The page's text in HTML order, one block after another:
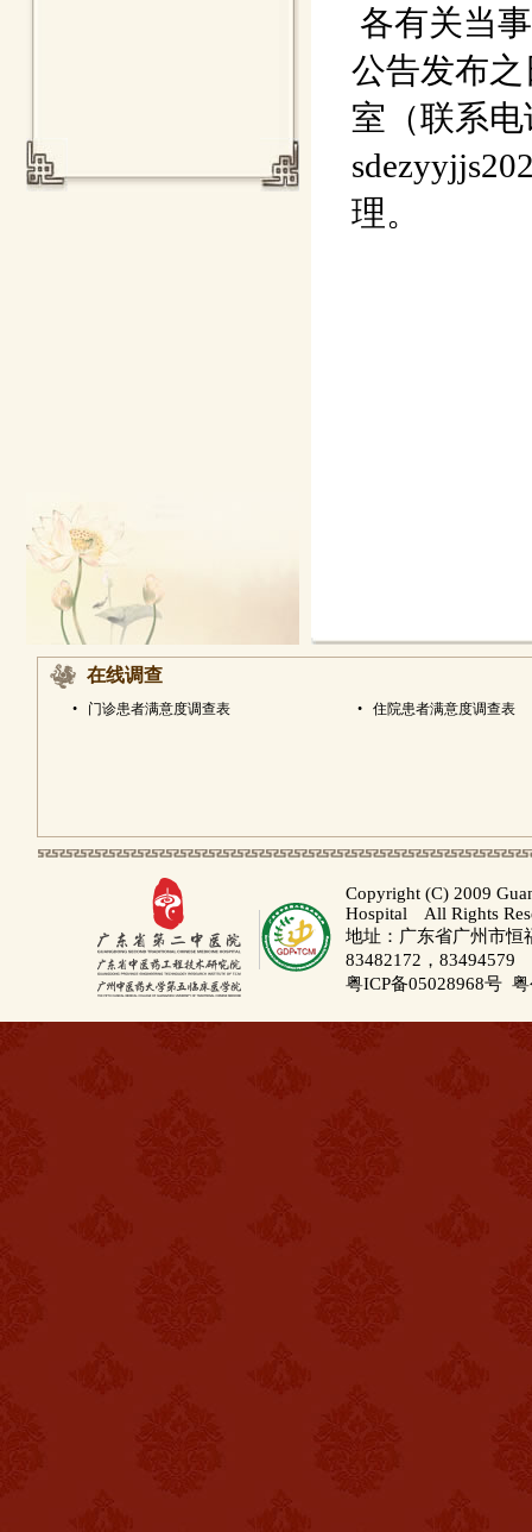
各有关当
公告发布
室（联系
理。
在线调查
• 门诊患者满意度调查表 • 住院患者满意度调查表
Copyright (C) 2009
Hospital All Rights
地址：广东省广州市
83482172，83494579
粤ICP备05028968号